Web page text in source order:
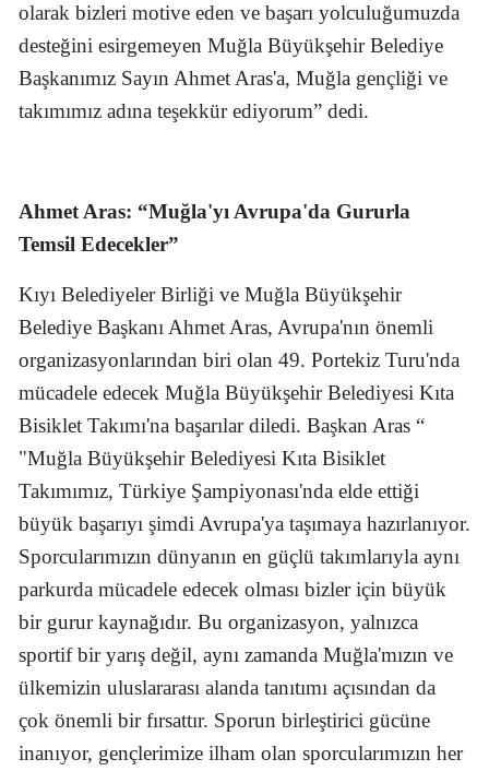
olarak bizleri motive eden ve başarı yolculuğumuzda
desteğini esirgemeyen Muğla Büyükşehir Belediye
Başkanımız Sayın Ahmet Aras'a, Muğla gençliği ve
takımımız adına teşekkür ediyorum” dedi.
Ahmet Aras: “Muğla'yı Avrupa'da Gururla
Temsil Edecekler”
Kıyı Belediyeler Birliği ve Muğla Büyükşehir
Belediye Başkanı Ahmet Aras, Avrupa'nın önemli
organizasyonlarından biri olan 49. Portekiz Turu'nda
mücadele edecek Muğla Büyükşehir Belediyesi Kıta
Bisiklet Takımı'na başarılar diledi. Başkan Aras “
"Muğla Büyükşehir Belediyesi Kıta Bisiklet
Takımımız, Türkiye Şampiyonası'nda elde ettiği
büyük başarıyı şimdi Avrupa'ya taşımaya hazırlanıyor.
Sporcularımızın dünyanın en güçlü takımlarıyla aynı
parkurda mücadele edecek olması bizler için büyük
bir gurur kaynağıdır. Bu organizasyon, yalnızca
sportif bir yarış değil, aynı zamanda Muğla'mızın ve
ülkemizin uluslararası alanda tanıtımı açısından da
çok önemli bir fırsattır. Sporun birleştirici gücüne
inanıyor, gençlerimize ilham olan sporcularımızın her